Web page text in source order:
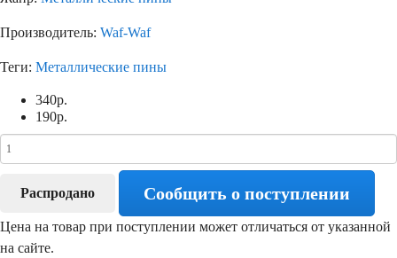
Производитель: Waf-Waf
Теги: Металлические пины
340р.
190р.
Распродано Сообщить о поступлении
Цена на товар при поступлении может отличаться от указанной
на сайте.